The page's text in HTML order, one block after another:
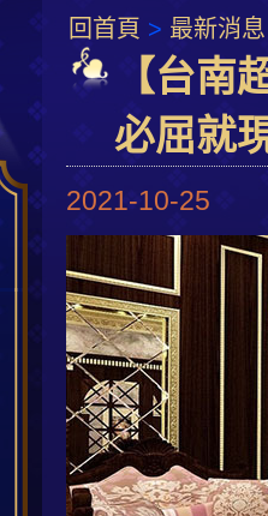
回首頁 > 最新消息
【台南
必屈就
2021-10-25